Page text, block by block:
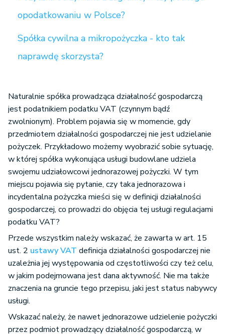
opodatkowaniu w Polsce?
Spółka cywilna a mikropożyczka - kto tak
naprawdę skorzysta?
Naturalnie spółka prowadząca działalność gospodarczą
jest podatnikiem podatku VAT (czynnym bądź
zwolnionym). Problem pojawia się w momencie, gdy
przedmiotem działalności gospodarczej nie jest udzielanie
pożyczek. Przykładowo możemy wyobrazić sobie sytuację,
w której spółka wykonująca usługi budowlane udziela
swojemu udziałowcowi jednorazowej pożyczki. W tym
miejscu pojawia się pytanie, czy taka jednorazowa i
incydentalna pożyczka mieści się w definicji działalności
gospodarczej, co prowadzi do objęcia tej usługi regulacjami
podatku VAT?
Przede wszystkim należy wskazać, że zawarta w art. 15
ust. 2 ustawy VAT definicja działalności gospodarczej nie
uzależnia jej występowania od częstotliwości czy też celu,
w jakim podejmowana jest dana aktywność. Nie ma także
znaczenia na gruncie tego przepisu, jaki jest status nabywcy
usługi.
Wskazać należy, że nawet jednorazowe udzielenie pożyczki
przez podmiot prowadzący działalność gospodarczą, w